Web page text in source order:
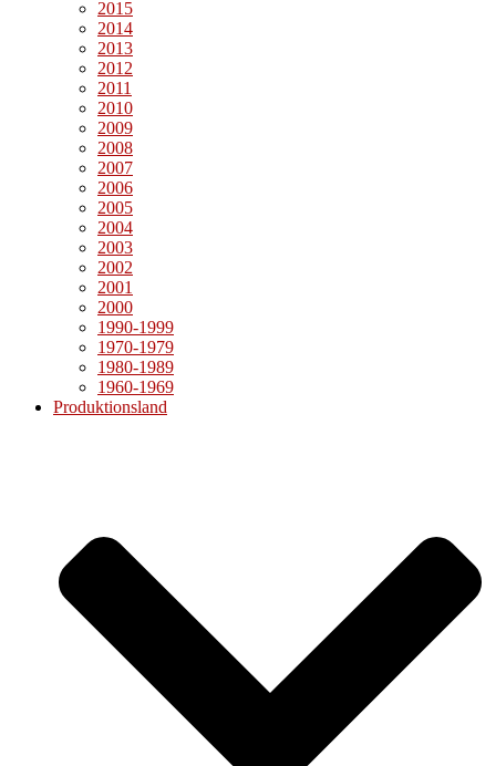
2015
2014
2013
2012
2011
2010
2009
2008
2007
2006
2005
2004
2003
2002
2001
2000
1990-1999
1970-1979
1980-1989
1960-1969
Produktionsland